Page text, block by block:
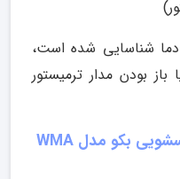
شناسایی شده است،
بودن مدار ترمیستور
ماشین لباسشویی بکو مدل WMA